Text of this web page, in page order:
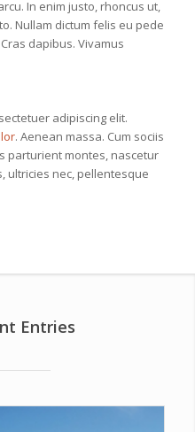
In enim justo, rhoncus ut,
Nullam dictum felis eu pede
dapibus. Vivamus
adipiscing elit.
. Aenean massa. Cum sociis
parturient montes, nascetur
ultricies nec, pellentesque
Entries